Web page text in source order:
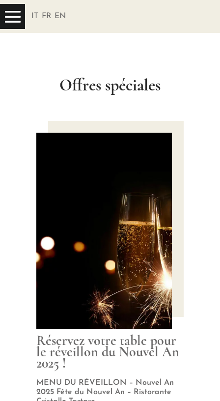
FR EN
Offres spéciales
Réservez votre table pour
le réveillon du Nouvel An
2025 !
MENU DU RÉVEILLON – Nouvel An
2025 Fête du Nouvel An – Ristorante